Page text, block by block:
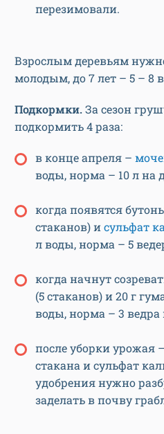
перезимовали.
Взрослым деревьям
молодым, до 7 лет – 5 – 8
Подкормки.За сезон
подкормить 4 раза:
в конце апреля –
воды, норма – 10 л на
когда появятся
стаканов) и сульфат
л воды, норма – 5
когда начнут
(5 стаканов) и 20 г
воды, норма – 3 ведра
после уборки урожая
стакана и сульфат
удобрения нужно
заделать в почву